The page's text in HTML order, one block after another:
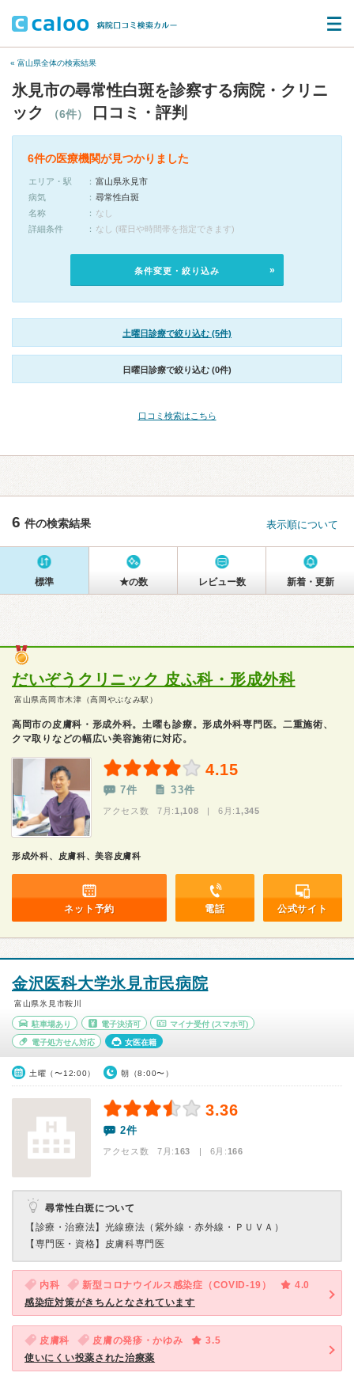
« 富山県全体の検索結果
氷見市の尋常性白斑を診察する病院・クリニ
ック
（6件） 口コミ・評判
6件の医療機関が見つかりました
エリア・駅
富山県氷見市
病気
尋常性白斑
名称
なし
詳細条件
なし (曜日や時間帯を指定できます)
条件変更・絞り込み
土曜日診療で絞り込む (5件)
日曜日診療で絞り込む (0件)
口コミ検索はこちら
6 件の検索結果 表示順について
標準 ★の数 レビュー数 新着・更新
だいぞうクリニック 皮ふ科・形成外科
富山県高岡市木津（高岡やぶなみ駅）
高岡市の皮膚科・形成外科。土曜も診療。形成外科専門医。二重施術、
クマ取りなどの幅広い美容施術に対応。
4.15
7件 33件
アクセス数 7月: 1,108 | 6月: 1,345
形成外科、皮膚科、美容皮膚科
ネット予約 電話 公式サイト
金沢医科大学氷見市民病院
富山県氷見市鞍川
駐車場あり 電子決済可 マイナ受付 (スマホ可)
電子処方せん対応 女医在籍
土曜（〜12:00） 朝（8:00〜）
3.36
2件
アクセス数 7月:163 | 6月:166
尋常性白斑について
【診療・治療法】 光線療法（紫外線・赤外線・ＰＵＶＡ）
【専門医・資格】 皮膚科専門医
内科 新型コロナウイルス感染症（COVID-19）
4.0
感染症対策がきちんとなされています
皮膚科 皮膚の発疹・かゆみ
3.5
使いにくい投薬された治療薬